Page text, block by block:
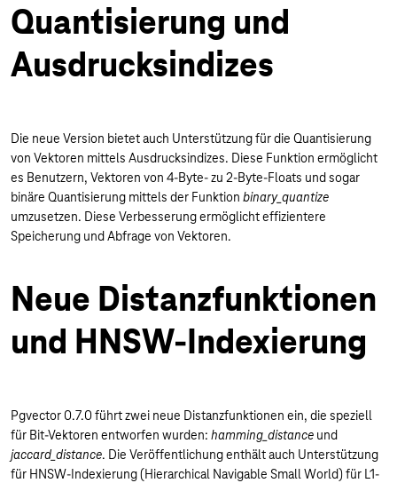
Quantisierung und
Ausdrucksindizes
Die neue Version bietet auch Unterstützung für die Quantisierung
von Vektoren mittels Ausdrucksindizes. Diese Funktion ermöglicht
es Benutzern, Vektoren von 4-Byte- zu 2-Byte-Floats und sogar
binäre Quantisierung mittels der Funktion binary_quantize
umzusetzen. Diese Verbesserung ermöglicht effizientere
Speicherung und Abfrage von Vektoren.
Neue Distanzfunktionen
und HNSW-Indexierung
Pgvector 0.7.0 führt zwei neue Distanzfunktionen ein, die speziell
für Bit-Vektoren entworfen wurden: hamming_distance und
jaccard_distance. Die Veröffentlichung enthält auch Unterstützung
für HNSW-Indexierung (Hierarchical Navigable Small World) für L1-